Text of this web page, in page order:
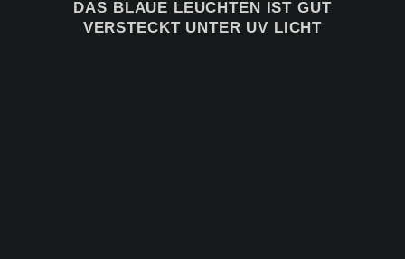
DAS BLAUE LEUCHTEN IST GUT
VERSTECKT UNTER UV LICHT